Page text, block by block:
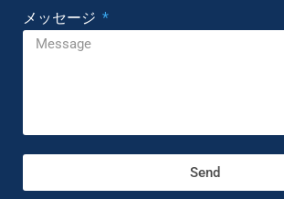
メッセージ
Send